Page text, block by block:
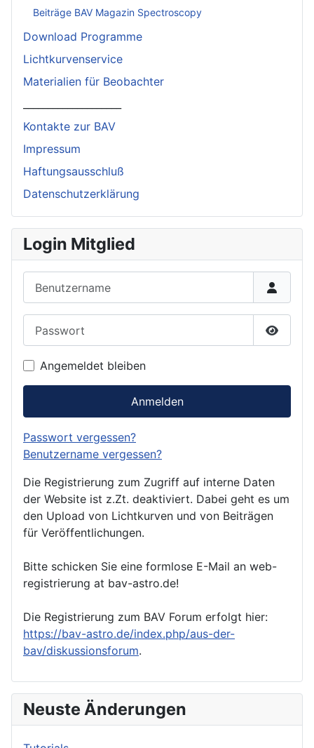
Beiträge BAV Magazin Spectroscopy
Download Programme
Lichtkurvenservice
Materialien für Beobachter
Kontakte zur BAV
Impressum
Haftungsausschluß
Datenschutzerklärung
Login Mitglied
Angemeldet bleiben
Anmelden
Passwort vergessen?
Benutzername vergessen?
Die Registrierung zum Zugriff auf interne Daten
der Website ist z.Zt. deaktiviert. Dabei geht es um
den Upload von Lichtkurven und von Beiträgen
für Veröffentlichungen.
Bitte schicken Sie eine formlose E-Mail an web-
registrierung at bav-astro.de!
Die Registrierung zum BAV Forum erfolgt hier:
https://bav-astro.de/index.php/aus-der-
bav/diskussionsforum.
Neuste Änderungen